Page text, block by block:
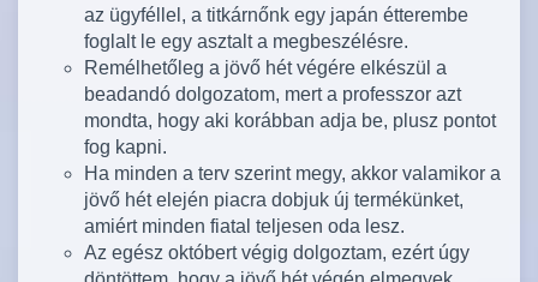
az ügyféllel, a titkárnőnk egy japán étterembe
foglalt le egy asztalt a megbeszélésre.
Remélhetőleg a jövő hét végére elkészül a
beadandó dolgozatom, mert a professzor azt
mondta, hogy aki korábban adja be, plusz pontot
fog kapni.
Ha minden a terv szerint megy, akkor valamikor a
jövő hét elején piacra dobjuk új termékünket,
amiért minden fiatal teljesen oda lesz.
Az egész októbert végig dolgoztam, ezért úgy